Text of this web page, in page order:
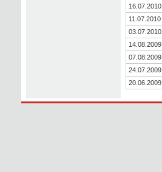
16.07.2010
11.07.2010
03.07.2010
14.08.2009
07.08.2009
24.07.2009
20.06.2009